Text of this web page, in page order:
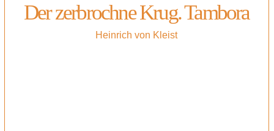
Der zerbrochne Krug. Tambora
Heinrich von Kleist